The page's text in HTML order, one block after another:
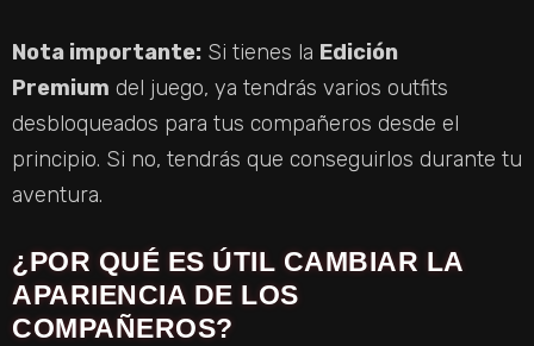
Nota importante: Si tienes la Edición
Premium del juego, ya tendrás varios outfits
desbloqueados para tus compañeros desde el
principio. Si no, tendrás que conseguirlos durante tu
aventura.
¿POR QUÉ ES ÚTIL CAMBIAR LA
APARIENCIA DE LOS
COMPAÑEROS?